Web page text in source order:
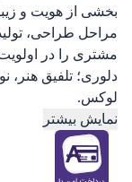
بخشی از هویت و
مراحل طراحی،
مشتری را در اولویت
دلوری؛ تلفیق هنر،
لوکس.
نمایش بیشتر